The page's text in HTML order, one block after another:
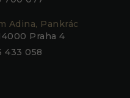
Adina, Pankrác
Praha 4
433 058